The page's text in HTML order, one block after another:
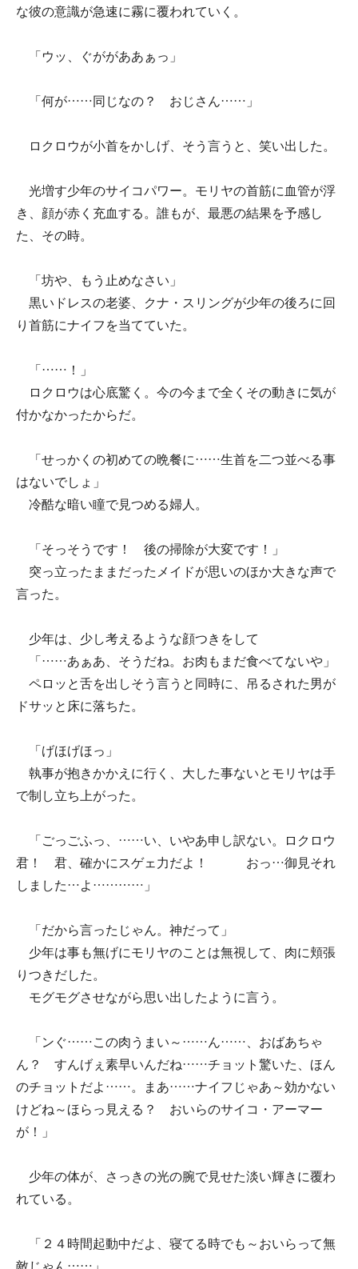
な彼の意識が急速に霧に覆われていく。
「ウッ、ぐががああぁっ」
「何が……同じなの？ おじさん……」
ロクロウが小首をかしげ、そう言うと、笑い出した。
光増す少年のサイコパワー。モリヤの首筋に血管が浮
き、顔が赤く充血する。誰もが、最悪の結果を予感し
た、その時。
「坊や、もう止めなさい」
黒いドレスの老婆、クナ・スリングが少年の後ろに回
り首筋にナイフを当てていた。
「……！」
ロクロウは心底驚く。今の今まで全くその動きに気が
付かなかったからだ。
「せっかくの初めての晩餐に……生首を二つ並べる事
はないでしょ」
冷酷な暗い瞳で見つめる婦人。
「そっそうです！ 後の掃除が大変です！」
突っ立ったままだったメイドが思いのほか大きな声で
言った。
少年は、少し考えるような顔つきをして
「……あぁあ、そうだね。お肉もまだ食べてないや」
ペロッと舌を出しそう言うと同時に、吊るされた男が
ドサッと床に落ちた。
「げほげほっ」
執事が抱きかかえに行く、大した事ないとモリヤは手
で制し立ち上がった。
「ごっごふっ、……い、いやあ申し訳ない。ロクロウ
君！ 君、確かにスゲェ力だよ！ おっ…御見それ
しました…よ…………」
「だから言ったじゃん。神だって」
少年は事も無げにモリヤのことは無視して、肉に頬張
りつきだした。
モグモグさせながら思い出したように言う。
「ンぐ……この肉うまい～……ん……、おばあちゃ
ん？ すんげぇ素早いんだね……チョット驚いた、ほん
のチョットだよ……。まあ……ナイフじゃあ～効かない
けどね～ほらっ見える？ おいらのサイコ・アーマー
が！」
少年の体が、さっきの光の腕で見せた淡い輝きに覆わ
れている。
「２４時間起動中だよ、寝てる時でも～おいらって無
敵じゃん……」